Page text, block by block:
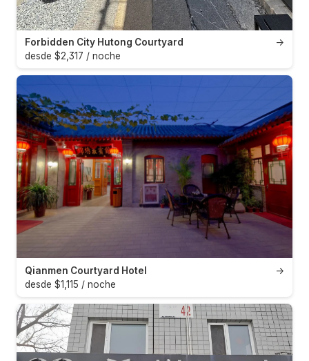
→
Forbidden City Hutong Courtyard
desde $2,317 / noche
→
Qianmen Courtyard Hotel
desde $1,115 / noche